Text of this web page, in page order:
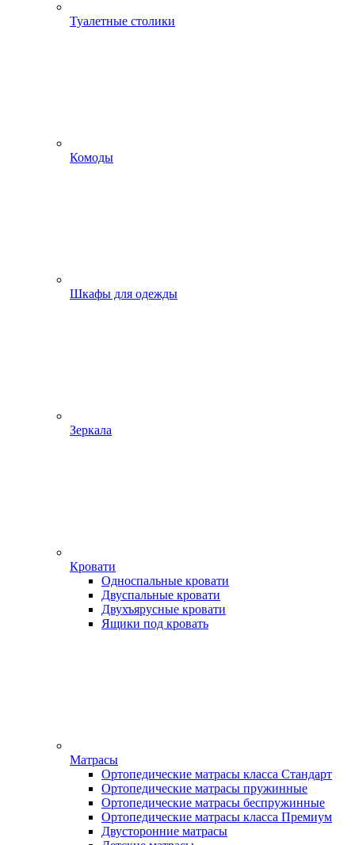
Туалетные столики
Комоды
Шкафы для одежды
Зеркала
Кровати
Односпальные кровати
Двуспальные кровати
Двухъярусные кровати
Ящики под кровать
Матрасы
Ортопедические матрасы класса Стандарт
Ортопедические матрасы пружинные
Ортопедические матрасы беспружинные
Ортопедические матрасы класса Премиум
Двусторонние матрасы